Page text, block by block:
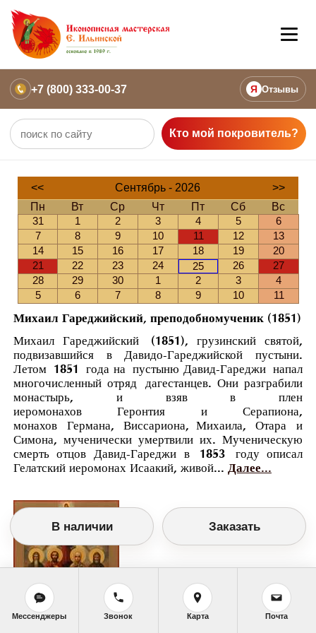
+7 (800) 333-00-37 Я Отзывы
Кто мой покровитель?
<< Сентябрь - 2026
>>
Пн
Вт Ср Чт Пт Сб
Вс
31
1 2 3 4 5
6
7
8 9 10 11 12
13
14
15 16 17 18 19
20
21
22 23 24 25 26
27
28
29 30 1 2 3
4
5
6 7 8 9 10 11
Михаил Гареджийский, преподобномученик (1851)
Михаил Гареджийский (1851), грузинский святой,
подвизавшийся в Давидо-Гареджийской пустыни.
Летом 1851 года на пустыню Давид-Гареджи напал
многочисленный отряд дагестанцев. Они разграбили
монастырь, и взяв в плен
иеромонахов Геронтия и Серапиона,
монахов Германа, Виссариона, Михаила, Отара и
Симона, мученически умертвили их. Мученическую
смерть отцов Давид-Гареджи в 1853 году описал
Гелатский иеромонах Исаакий, живой... Далее...
В наличии Заказать
Мессенджеры Звонок Карта Почта